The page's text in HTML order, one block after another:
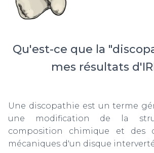
Qu'est-ce que la
mes résultats
Une discopathie est un terme
une modification de la
composition chimique et des
mécaniques d'un disque